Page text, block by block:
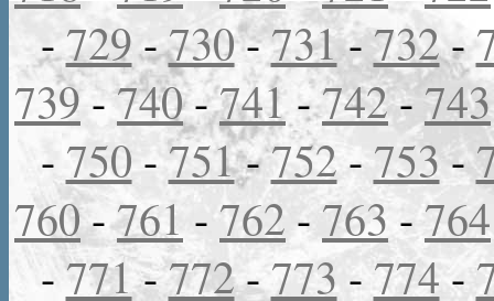
-729-730-731-732-
739-740-741 -742-743
- 750-751-752- 753-
760-761 - 762 - 763 -764
-771-772-773 -774-